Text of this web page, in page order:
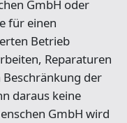
GmbH oder
für einen
Betrieb
Reparaturen
Beschränkung der
daraus keine
GmbH wird